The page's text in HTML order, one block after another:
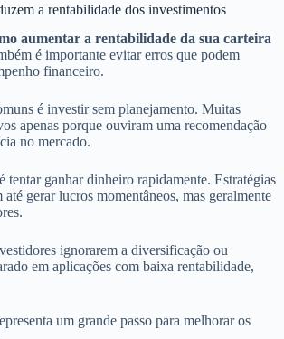
a rentabilidade dos investimentos
aumentar a rentabilidade da sua carteira
é importante evitar erros que podem
financeiro.
é investir sem planejamento. Muitas
apenas porque ouviram uma recomendação
no mercado.
tentar ganhar dinheiro rapidamente. Estratégias
gerar lucros momentâneos, mas geralmente
ignorarem a diversificação ou
em aplicações com baixa rentabilidade,
um grande passo para melhorar os